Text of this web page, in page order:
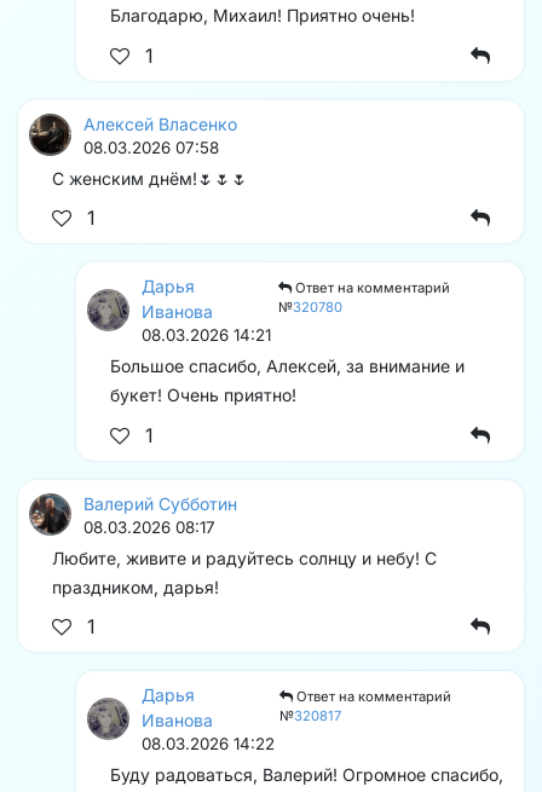
Благодарю, Михаил! Приятно очень!
1
Алексей Власенко
08.03.2026 07:58
С женским днём!🌷🌷🌷
1
Дарья
Иванова
Ответ на комментарий
№320780
08.03.2026 14:21
Большое спасибо, Алексей, за внимание и
букет! Очень приятно!
1
Валерий Субботин
08.03.2026 08:17
Любите, живите и радуйтесь солнцу и небу! С
праздником, дарья!
1
Дарья
Иванова
Ответ на комментарий
№320817
08.03.2026 14:22
Буду радоваться, Валерий! Огромное спасибо,